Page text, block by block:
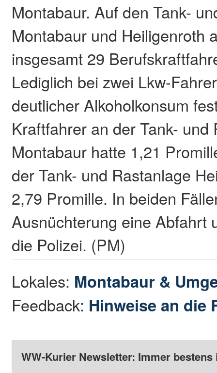
Montabaur. Auf den Tank-
Montabaur und Heiligenroth
insgesamt 29
Lediglich bei zwei Lkw-
deutlicher Alkoholkonsum
Kraftfahrer an der Tank- und
Montabaur hatte 1,21
der Tank- und Rastanlage
2,79 Promille. In beiden
Ausnüchterung eine Abfahrt
die Polizei. (PM)
Lokales: Montabaur &
Feedback: Hinweise an die
WW-Kurier Newsletter: Immer